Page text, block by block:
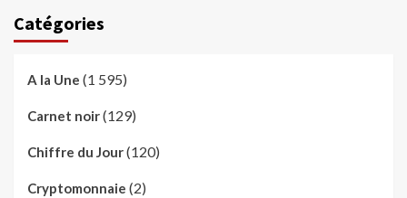
Catégories
A la Une (1 595)
Carnet noir(129)
Chiffre du Jour(120)
Cryptomonnaie (2)